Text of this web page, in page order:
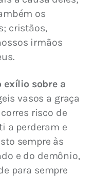
os
cristãos,
irmãos
exílio sobre a
vasos a graça
risco de
a perderam e
sempre às
e do demônio,
para sempre